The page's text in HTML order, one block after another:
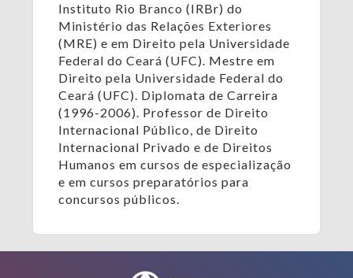
Instituto Rio Branco (IRBr) do
Ministério das Relações Exteriores
(MRE) e em Direito pela Universidade
Federal do Ceará (UFC). Mestre em
Direito pela Universidade Federal do
Ceará (UFC). Diplomata de Carreira
(1996-2006). Professor de Direito
Internacional Público, de Direito
Internacional Privado e de Direitos
Humanos em cursos de especialização
e em cursos preparatórios para
concursos públicos.